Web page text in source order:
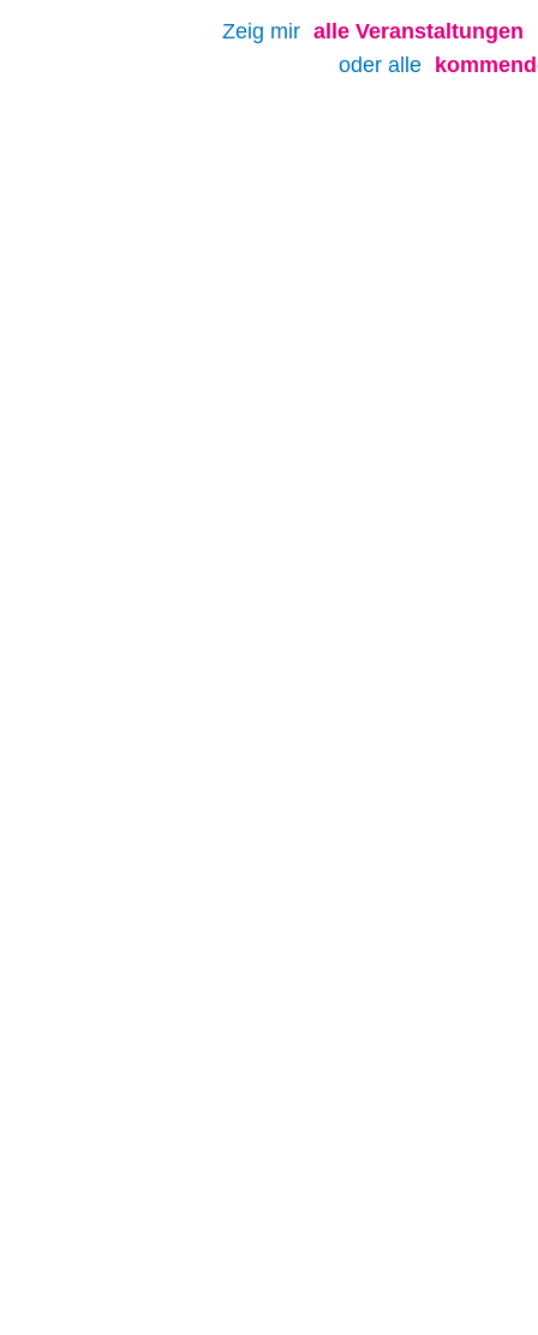
Zeig mir alle Veranstaltungen
oder alle